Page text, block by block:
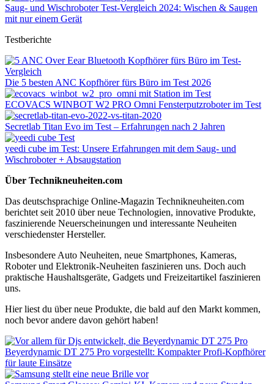
Saug- und Wischroboter Test-Vergleich 2024: Wischen & Saugen
mit nur einem Gerät
Testberichte
Die 5 besten ANC Kopfhörer fürs Büro im Test 2026
ECOVACS WINBOT W2 PRO Omni Fensterputzroboter im Test
Secretlab Titan Evo im Test – Erfahrungen nach 2 Jahren
yeedi cube im Test: Unsere Erfahrungen mit dem Saug- und
Wischroboter + Absaugstation
Über Technikneuheiten.com
Das deutschsprachige Online-Magazin Technikneuheiten.com
berichtet seit 2010 über neue Technologien, innovative Produkte,
faszinierende Neuerscheinungen und interessante Neuheiten
verschiedenster Hersteller.
Insbesondere Auto Neuheiten, neue Smartphones, Kameras,
Roboter und Elektronik-Neuheiten faszinieren uns. Doch auch
praktische Haushaltsgeräte, Gadgets und Freizeitartikel faszinieren
uns.
Hier liest du über neue Produkte, die bald auf den Markt kommen,
noch bevor andere davon gehört haben!
Beyerdynamic DT 275 Pro vorgestellt: Kompakter Profi-Kopfhörer
für laute Einsätze